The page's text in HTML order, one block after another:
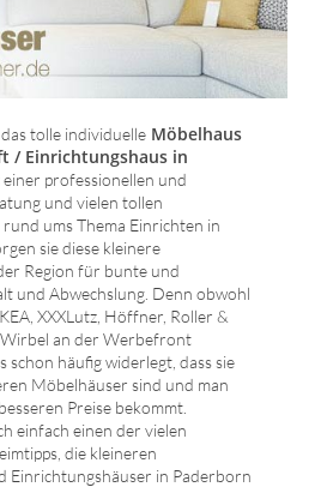
tolle individuelle Möbelhaus
/ Einrichtungshaus in
einer professionellen und
und vielen tollen
ums Thema Einrichten in
sie diese kleinere
Region für bunte und
und Abwechslung. Denn obwohl
XXXLutz, Höffner, Roller &
an der Werbefront
schon häufig widerlegt, dass sie
Möbelhäuser sind und man
Preise bekommt.
einfach einen der vielen
die kleineren
Einrichtungshäuser in Paderborn